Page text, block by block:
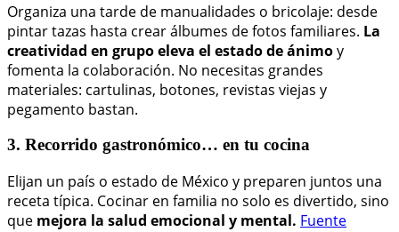
Organiza una tarde de manualidades o bricolaje: desde
pintar tazas hasta crear álbumes de fotos familiares. La
creatividad en grupo eleva el estado de ánimoy
fomenta la colaboración. No necesitas grandes
materiales: cartulinas, botones, revistas viejas y
pegamento bastan.
3. Recorrido gastronómico… en tu cocina
Elijan un país o estado de México y preparen juntos una
receta típica. Cocinar en familia no solo es divertido, sino
que mejora la salud emocional y mental. Fuente